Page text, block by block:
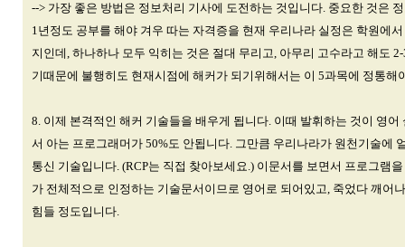
--> 가장 좋은 방법은 정보처리 기사에 도전하는 것입니다. 중요한 것은
1년정도 공부를 해야 겨우 따는 자격증을 현재 우리나라 실정은 학원에
지인데, 하나하나 모두 익히는 것은 절대 무리고, 아무리 고수라고 해도
기때문에 불행히도 현재시점에 해커가 되기위해서는 이 5과목에 정통해
8. 이제 본격적인 해커 기술들을 배우게 됩니다. 이때 발휘하는 것이 영
서 아는 프로그래머가 50%도 안됩니다. 그만큼 우리나라가 원천기술에
통신 기술입니다. (RCP는 직접 찾아보세요.) 이문서를 보면서 프로그램
가 전체적으로 인정하는 기술문서이므로 영어로 되어있고, 죽었다 깨
힘들 정도입니다.